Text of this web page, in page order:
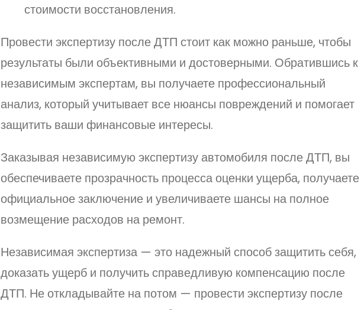
стоимости восстановления.
Провести экспертизу после ДТП стоит как можно раньше, чтобы
результаты были объективными и достоверными. Обратившись к
независимым экспертам, вы получаете профессиональный
анализ, который учитывает все нюансы повреждений и помогает
защитить ваши финансовые интересы.
Заказывая независимую экспертизу автомобиля после ДТП, вы
обеспечиваете прозрачность процесса оценки ущерба, получаете
официальное заключение и увеличиваете шансы на полное
возмещение расходов на ремонт.
Независимая экспертиза — это надежный способ защитить себя,
доказать ущерб и получить справедливую компенсацию после
ДТП. Не откладывайте на потом — провести экспертизу после